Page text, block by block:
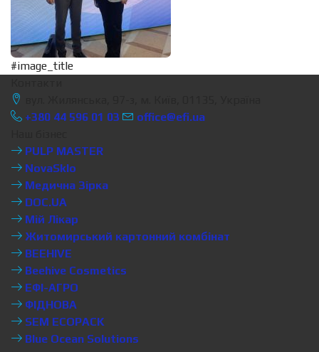
#image_title
+380 44 596 01 03
office@efi.ua
PULP MASTER
NovaSklo
Медична Зірка
DOC.UA
Мій Лікар
Житомирський картонний комбінат
BEEHIVE
Beehive Cosmetics
ЕФІ-АГРО
ФІДНОВА
SEM ECOPACK
Blue Ocean Solutions